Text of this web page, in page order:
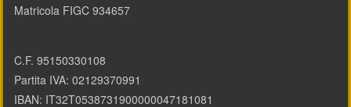
Matricola FIGC 934657
C.F. 95150330108
Partita IVA: 02129370991
IBAN: IT32T0538731900000047181081